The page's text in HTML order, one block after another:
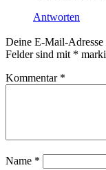
Antworten
Leave
a
Deine E-Mail-
Felder sind mit *
Kommentar *
Name *